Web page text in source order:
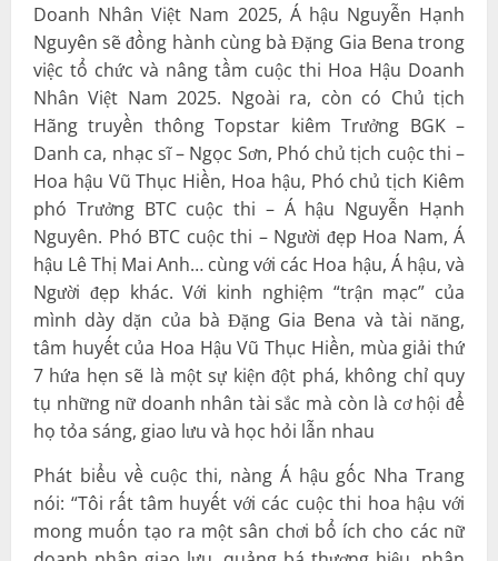
Doanh Nhân Việt Nam 2025, Á hậu Nguyễn Hạnh
Nguyên sẽ đồng hành cùng bà Đặng Gia Bena trong
việc tổ chức và nâng tầm cuộc thi Hoa Hậu Doanh
Nhân Việt Nam 2025. Ngoài ra, còn có Chủ tịch
Hãng truyền thông Topstar kiêmTrưởng BGK –
Danh ca, nhạc sĩ – Ngọc Sơn, Phó chủ tịch cuộc thi –
Hoa hậu Vũ Thục Hiền, Hoa hậu, Phó chủ tịch Kiêm
phó Trưởng BTC cuộc thi – Á hậu Nguyễn Hạnh
Nguyên. Phó BTC cuộc thi – Người đẹp Hoa Nam, Á
hậu Lê Thị Mai Anh… cùng với các Hoa hậu, Á hậu, và
Người đẹp khác.Với kinh nghiệm “trận mạc” của
mình dày dặn của bà Đặng Gia Bena và tài năng,
tâm huyết của Hoa Hậu Vũ Thục Hiền, mùa giải thứ
7 hứa hẹn sẽ là một sự kiện đột phá, không chỉ quy
tụ những nữ doanh nhân tài sắc mà còn là cơ hội để
họ tỏa sáng, giao lưu và học hỏi lẫn nhau
Phát biểu về cuộc thi, nàng Á hậu gốc Nha Trang
nói: “Tôi rất tâm huyết với các cuộc thi hoa hậu với
mong muốn tạo ra một sân chơi bổ ích cho các nữ